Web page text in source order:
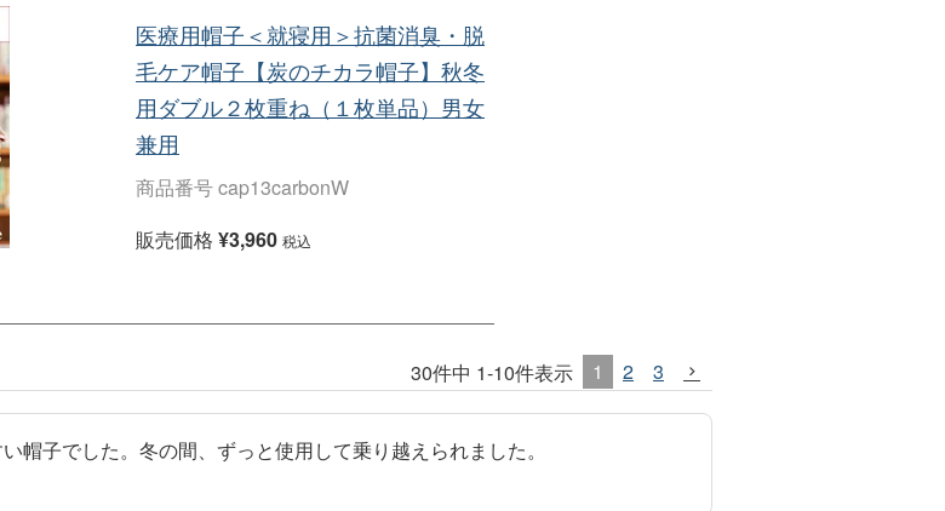
医療用帽子＜就寝用＞抗菌消臭・脱
毛ケア帽子【炭のチカラ帽子】秋冬
用ダブル２枚重ね（１枚単品）男女
兼用
商品番号cap13carbonW
販売価格 ¥3,960 税込
30件中 1-10件表示 1 2 3
帽子でした。冬の間、ずっと使用して乗り越えられました。